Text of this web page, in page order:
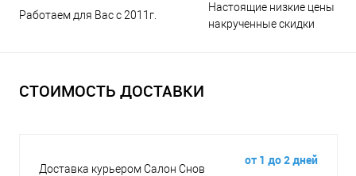
Работаем для Вас с 2011г.
Настоящие низкие цены и
накрученные скидки
СТОИМОСТЬ ДОСТАВКИ
Доставка курьером Салон Снов
от 1 до 2 дней